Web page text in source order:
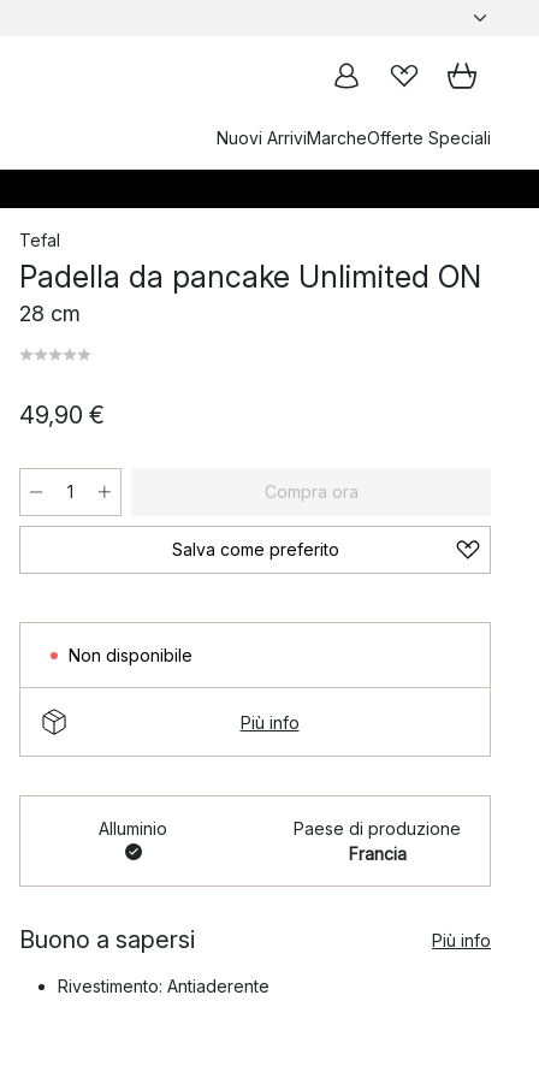
Nuovi ArriviMarcheOfferte Speciali
Tefal
Padella da pancake Unlimited ON
28 cm
49,90 €
Compra ora
Salva come preferito
Non disponibile
Più info
Alluminio
Paese di produzione
Francia
Buono a sapersi Più info
Rivestimento: Antiaderente